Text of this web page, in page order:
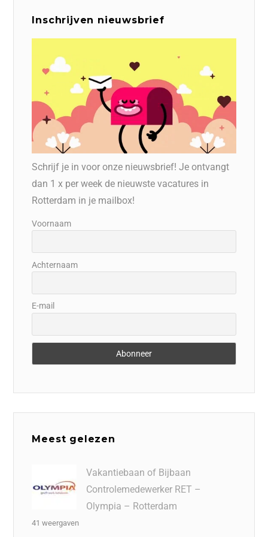
Inschrijven nieuwsbrief
Schrijf je in voor onze nieuwsbrief! Je ontvangt
dan 1 x per week de nieuwste vacatures in
Rotterdam in je mailbox!
Voornaam
Achternaam
E-mail
Meest gelezen
Vakantiebaan of Bijbaan
Controlemedewerker RET –
Olympia – Rotterdam
41 weergaven